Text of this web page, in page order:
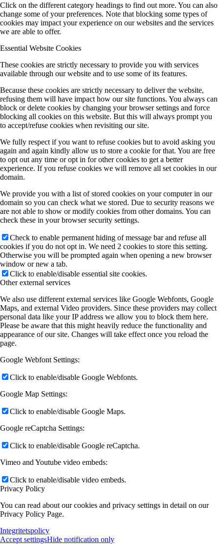
Click on the different category headings to find out more. You can also
change some of your preferences. Note that blocking some types of
cookies may impact your experience on our websites and the services
we are able to offer.
Essential Website Cookies
These cookies are strictly necessary to provide you with services
available through our website and to use some of its features.
Because these cookies are strictly necessary to deliver the website,
refusing them will have impact how our site functions. You always can
block or delete cookies by changing your browser settings and force
blocking all cookies on this website. But this will always prompt you
to accept/refuse cookies when revisiting our site.
We fully respect if you want to refuse cookies but to avoid asking you
again and again kindly allow us to store a cookie for that. You are free
to opt out any time or opt in for other cookies to get a better
experience. If you refuse cookies we will remove all set cookies in our
domain.
We provide you with a list of stored cookies on your computer in our
domain so you can check what we stored. Due to security reasons we
are not able to show or modify cookies from other domains. You can
check these in your browser security settings.
Check to enable permanent hiding of message bar and refuse all
cookies if you do not opt in. We need 2 cookies to store this setting.
Otherwise you will be prompted again when opening a new browser
window or new a tab.
Click to enable/disable essential site cookies.
Other external services
We also use different external services like Google Webfonts, Google
Maps, and external Video providers. Since these providers may collect
personal data like your IP address we allow you to block them here.
Please be aware that this might heavily reduce the functionality and
appearance of our site. Changes will take effect once you reload the
page.
Google Webfont Settings:
Click to enable/disable Google Webfonts.
Google Map Settings:
Click to enable/disable Google Maps.
Google reCaptcha Settings:
Click to enable/disable Google reCaptcha.
Vimeo and Youtube video embeds:
Click to enable/disable video embeds.
Privacy Policy
You can read about our cookies and privacy settings in detail on our
Privacy Policy Page.
Integritetspolicy
Accept settingsHide notification only